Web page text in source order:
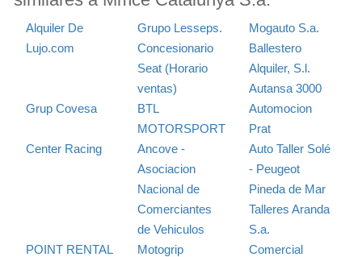
Alquiler De
Lujo.com
Grupo Lesseps.
Concesionario
Seat (Horario
ventas)
Mogauto S.a.
Ballestero
Alquiler, S.l.
Autansa 3000
Grup Covesa
BTL
MOTORSPORT
Automocion
Prat
Center Racing
Ancove -
Asociacion
Nacional de
Comerciantes
de Vehiculos
Auto Taller Solé
- Peugeot
Pineda de Mar
Talleres Aranda
S.a.
POINT RENTAL
Motogrip
Comercial